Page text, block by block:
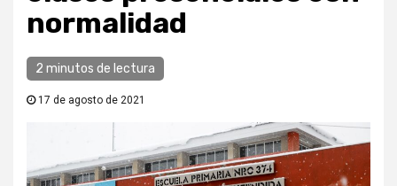
normalidad
2 minutos de lectura
17 de agosto de 2021